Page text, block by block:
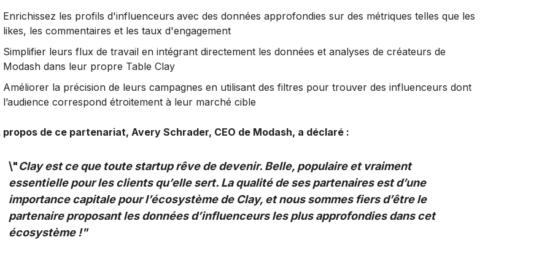
Enrichissez les profils d'influenceurs avec des données approfondies sur des métriques telles que les
likes, les commentaires et les taux d'engagement
Simplifier leurs flux de travail en intégrant directement les données et analyses de créateurs de
Modash dans leur propre Table Clay
Améliorer la précision de leurs campagnes en utilisant des filtres pour trouver des influenceurs dont
l’audience correspond étroitement à leur marché cible
propos de ce partenariat, Avery Schrader, CEO de Modash, a déclaré :
\"Clay est ce que toute startup rêve de devenir. Belle, populaire et vraiment
essentielle pour les clients qu’elle sert. La qualité de ses partenaires est d’une
importance capitale pour l’écosystème de Clay, et nous sommes fiers d’être le
partenaire proposant les données d’influenceurs les plus approfondies dans cet
écosystème !"